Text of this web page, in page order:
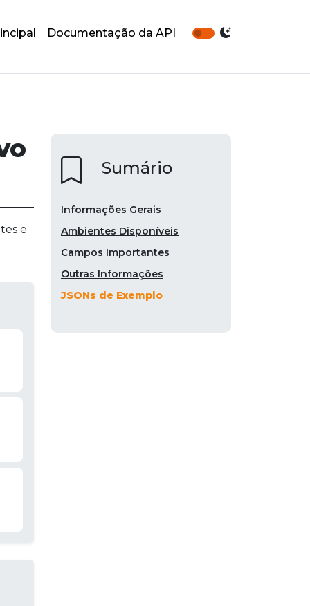
Documentação da API
e
Sumário
Informações Gerais
Ambientes Disponíveis
Campos Importantes
Outras Informações
JSONs de Exemplo